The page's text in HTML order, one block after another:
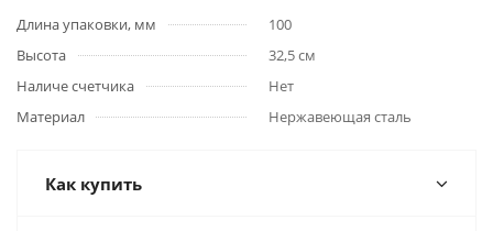
Длина упаковки, мм
100
Высота
32,5 см
Наличе счетчика
Нет
Материал
Нержавеющая сталь
Как купить